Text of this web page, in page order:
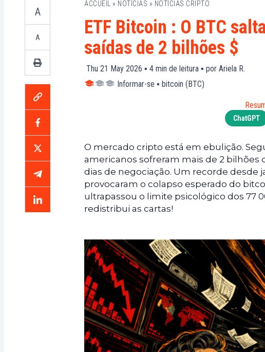
A
A
ACCUEIL » NOTÍCIAS » NOTÍCIAS CRIPTO
ETF Bitcoin : O BTC
saídas de 2 bilhões $
Thu 21 May 2026 ▪ 4 min de leitura ▪ por Ariela R.
Informar-se ▪ bitcoin (BTC)
ChatGPT
O mercado cripto está em ebulição.
americanos sofreram mais de 2
dias de negociação. Um recorde desde
provocaram o colapso esperado do
ultrapassou o limite psicológico dos 77
redistribui as cartas!